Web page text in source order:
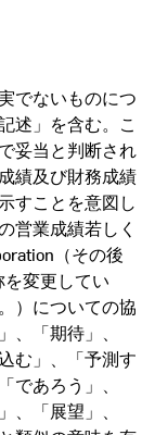
でないものにつ
述」を含む。こ
妥当と判断され
績及び財務成績
すことを意図し
営業成績若しく
（その後
を変更してい
）についての協
「期待」、
む」、「予測す
であろう」、
、「展望」、